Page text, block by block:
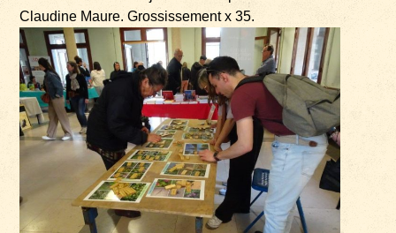
Claudine Maure. Grossissement x 35.